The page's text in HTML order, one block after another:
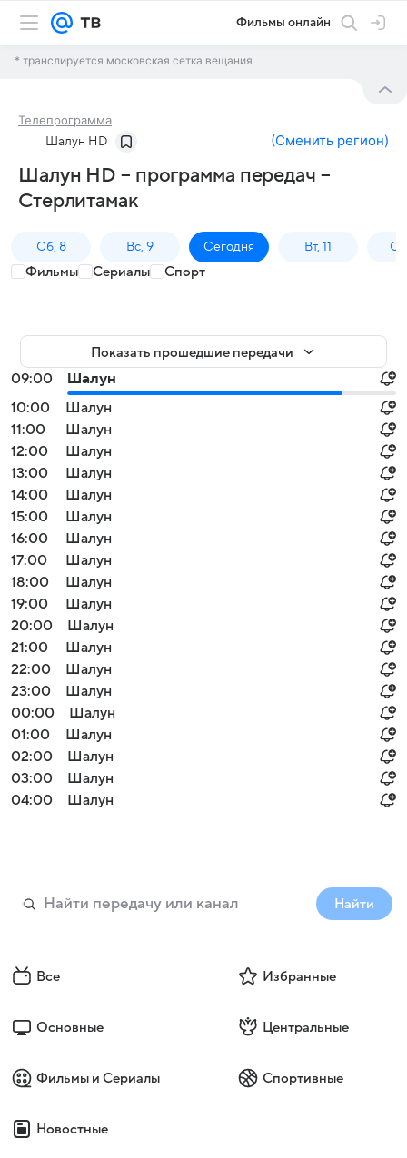
Фильмы онлайн
* транслируется московская сетка вещания
Телепрограмма
Шалун HD (Сменить регион)
Шалун HD – программа передач –
Стерлитамак
Сб, 8 Вс, 9 Сегодня Вт, 11
Фильмы Сериалы Спорт
Показать прошедшие передачи
09:00
Шалун
10:00
Шалун
11:00
Шалун
12:00
Шалун
13:00
Шалун
14:00
Шалун
15:00
Шалун
16:00
Шалун
17:00
Шалун
18:00
Шалун
19:00
Шалун
20:00
Шалун
21:00
Шалун
22:00
Шалун
23:00
Шалун
00:00
Шалун
01:00
Шалун
02:00
Шалун
03:00
Шалун
04:00
Шалун
Найти
Все Избранные
Основные Центральные
Фильмы и Сериалы Спортивные
Новостные